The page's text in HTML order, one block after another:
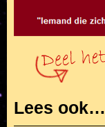
Lees ook…